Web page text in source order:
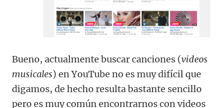
Bueno, actualmente buscar canciones (videos
musicales) en YouTube no es muy difícil que
digamos, de hecho resulta bastante sencillo
pero es muy común encontrarnos con videos